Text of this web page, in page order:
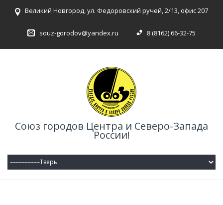
Великий Новгород, ул. Федоровский ручей, 2/13, офис 207
souz-gorodov@yandex.ru 8 (8162) 66-32-75
Союз городов Центра и Северо-Запада
России!